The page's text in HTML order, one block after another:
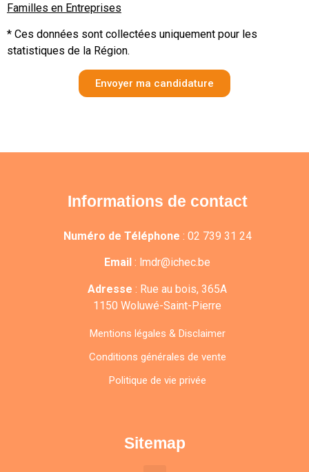
Familles en Entreprises
* Ces données sont collectées uniquement pour les
statistiques de la Région.
Envoyer ma candidature
Informations de contact
Numéro de Téléphone : 02 739 31 24
Email : lmdr@ichec.be
Adresse : Rue au bois, 365A
1150 Woluwé-Saint-Pierre
Mentions légales & Disclaimer
Conditions générales de vente
Politique de vie privée
Sitemap